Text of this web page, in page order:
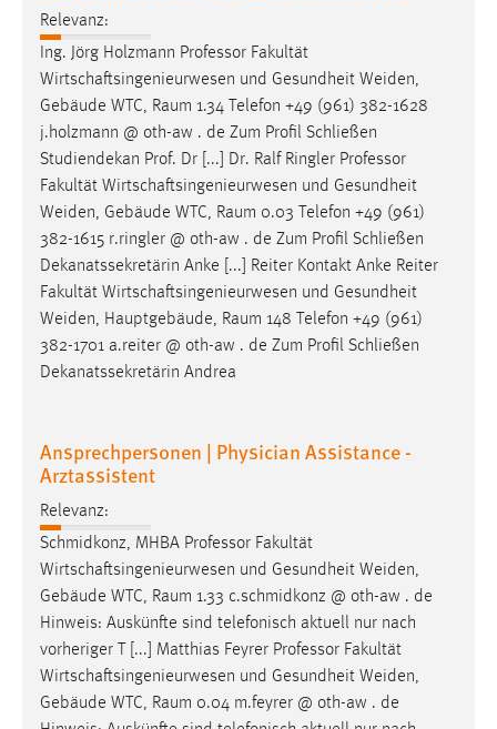
Relevanz:
Ing. Jörg Holzmann Professor Fakultät
Wirtschaftsingenieurwesen und Gesundheit Weiden,
Gebäude WTC, Raum 1.34 Telefon +49 (961) 382-1628
j.holzmann @ oth-aw . de Zum Profil Schließen
Studiendekan Prof. Dr [...] Dr. Ralf Ringler Professor
Fakultät Wirtschaftsingenieurwesen und Gesundheit
Weiden, Gebäude WTC, Raum 0.03 Telefon +49 (961)
382-1615 r.ringler @ oth-aw . de Zum Profil Schließen
Dekanatssekretärin Anke [...] Reiter Kontakt Anke Reiter
Fakultät Wirtschaftsingenieurwesen und Gesundheit
Weiden, Hauptgebäude, Raum 148 Telefon +49 (961)
382-1701 a.reiter @ oth-aw . de Zum Profil Schließen
Dekanatssekretärin Andrea
Ansprechpersonen | Physician Assistance -
Arztassistent
Relevanz:
Schmidkonz, MHBA Professor Fakultät
Wirtschaftsingenieurwesen und Gesundheit Weiden,
Gebäude WTC, Raum 1.33 c.schmidkonz @ oth-aw . de
Hinweis: Auskünfte sind telefonisch aktuell nur nach
vorheriger T [...] Matthias Feyrer Professor Fakultät
Wirtschaftsingenieurwesen und Gesundheit Weiden,
Gebäude WTC, Raum 0.04 m.feyrer @ oth-aw . de